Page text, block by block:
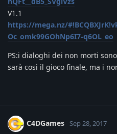
V1.1
https://mega.nz/
Oc_omk99GOhNp6I7-q6OL_eo
PS:i dialoghi dei non morti
sarà cosi il gioco finale, ma i
C4DGames Sep 28, 2017